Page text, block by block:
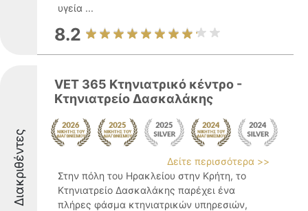
υγεία ...
8.2
Διακριθέντες
VET 365 Κτηνιατρικό κέντρο -
Κτηνιατρείο Δασκαλάκης
Δείτε περισσότερα >>
Στην πόλη του Ηρακλείου στην Κρήτη, το
Κτηνιατρείο Δασκαλάκης παρέχει ένα
πλήρες φάσμα κτηνιατρικών υπηρεσιών,